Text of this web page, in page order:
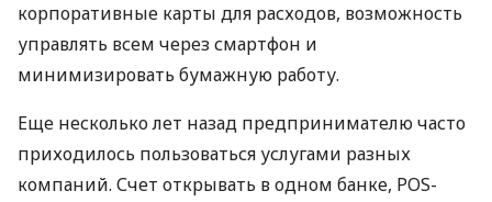
корпоративные карты для расходов, возможность
управлять всем через смартфон и
минимизировать бумажную работу.
Еще несколько лет назад предпринимателю часто
приходилось пользоваться услугами разных
компаний. Счет открывать в одном банке, POS-